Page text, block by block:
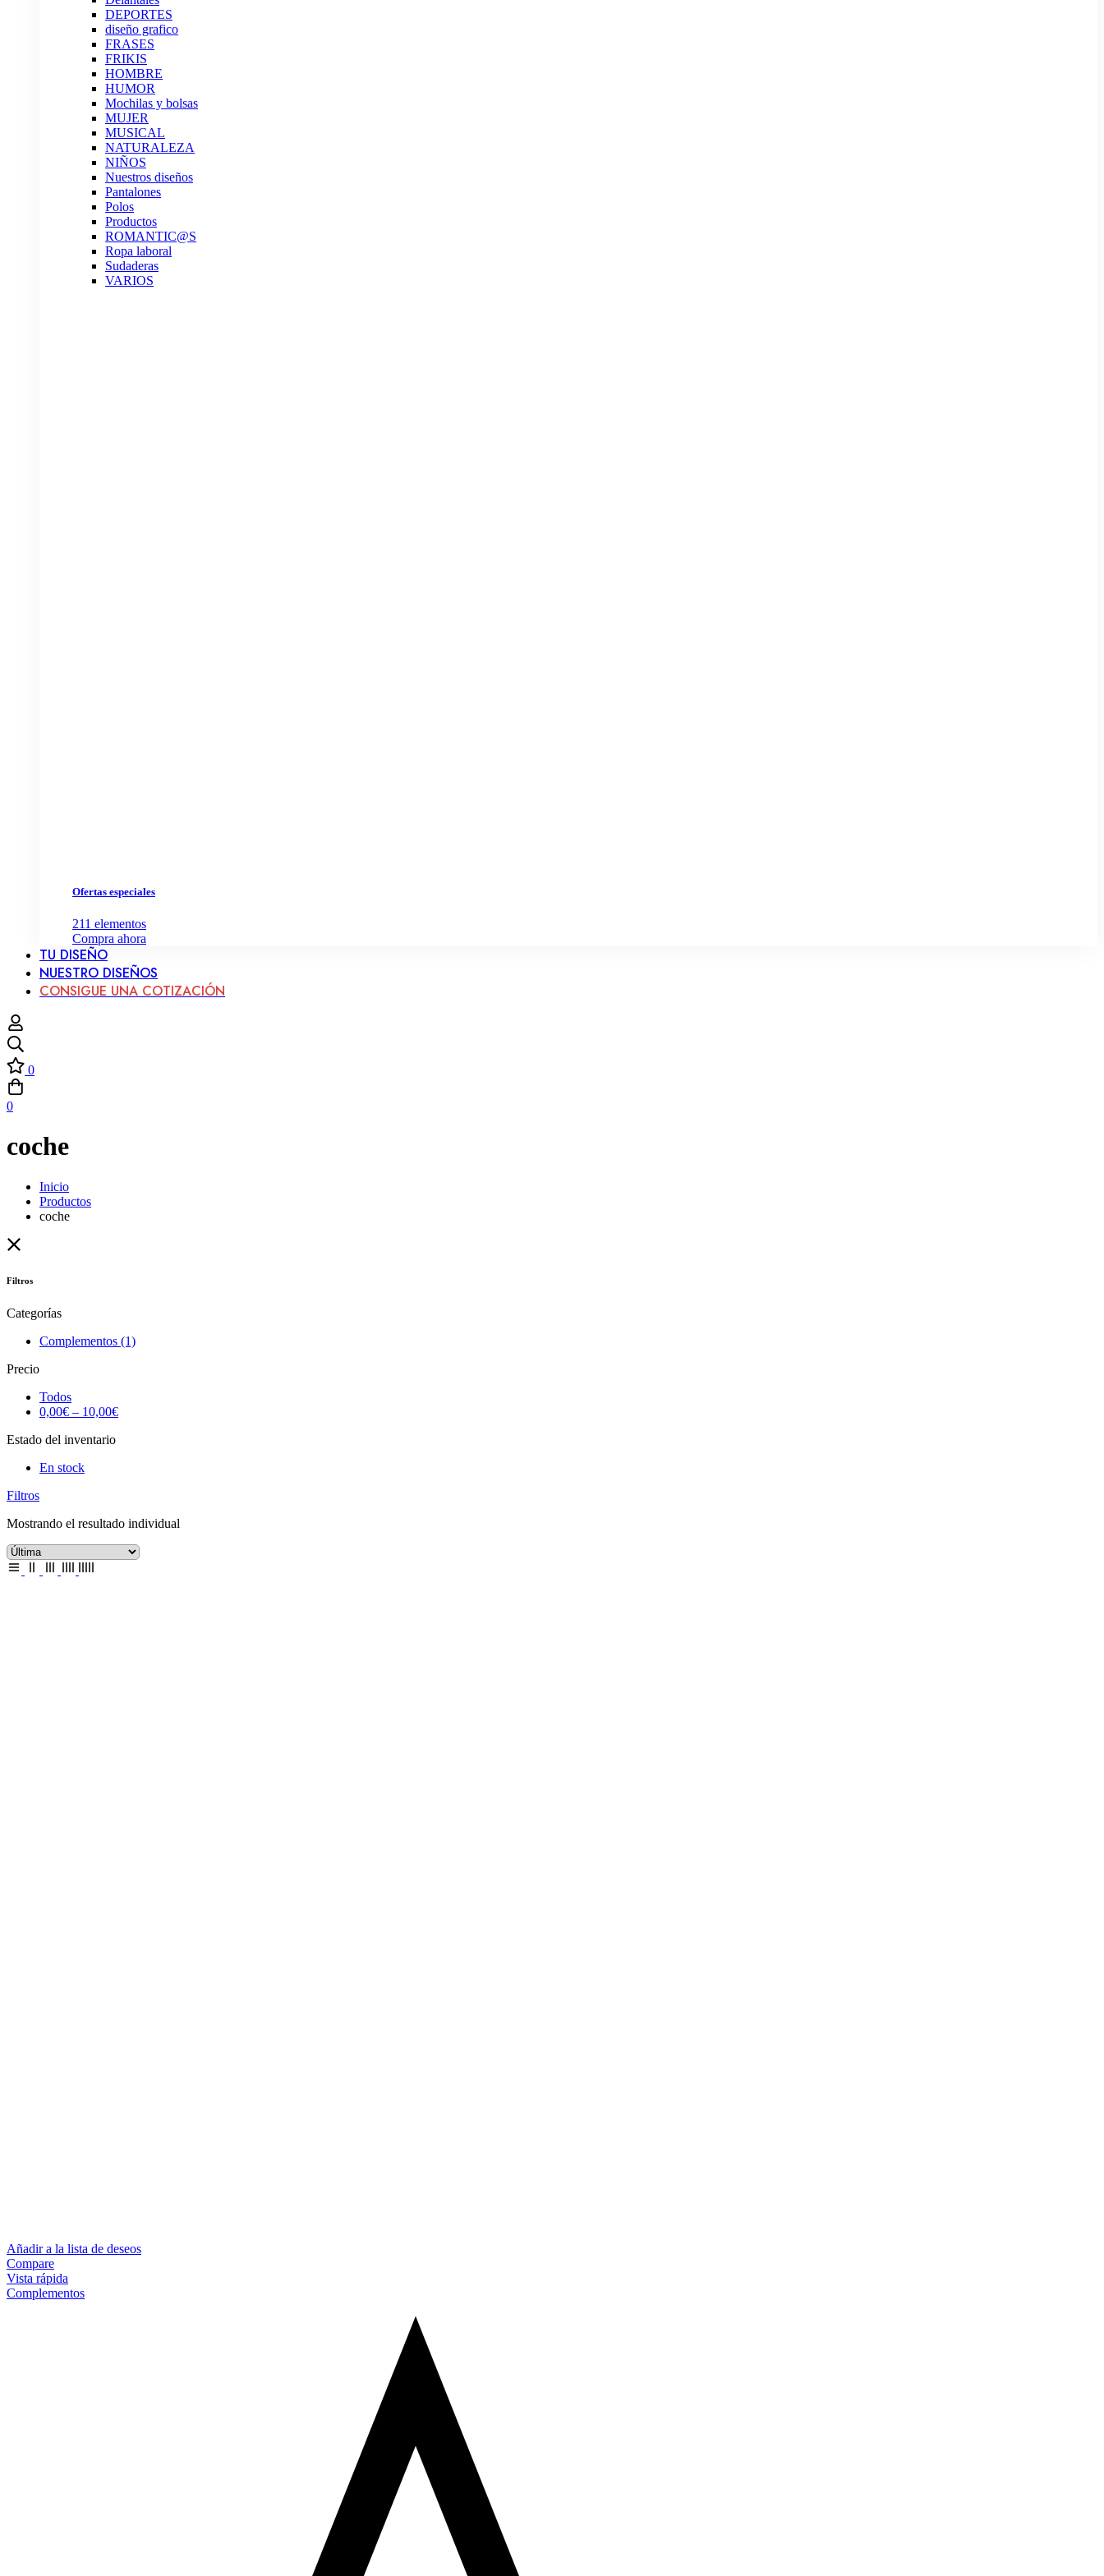
DEPORTES
diseño grafico
FRASES
FRIKIS
HOMBRE
HUMOR
Mochilas y bolsas
MUJER
MUSICAL
NATURALEZA
NIÑOS
Nuestros diseños
Pantalones
Polos
Productos
ROMANTIC@S
Ropa laboral
Sudaderas
VARIOS
Ofertas especiales
211 elementos
Compra ahora
TU DISEÑO
NUESTRO DISEÑOS
CONSIGUE UNA COTIZACIÓN
0
0
coche
Inicio
Productos
coche
Filtros
Categorías
Complementos (1)
Precio
Todos
0,00€ – 10,00€
Estado del inventario
En stock
Filtros
Mostrando el resultado individual
Añadir a la lista de deseos
Compare
Vista rápida
Complementos